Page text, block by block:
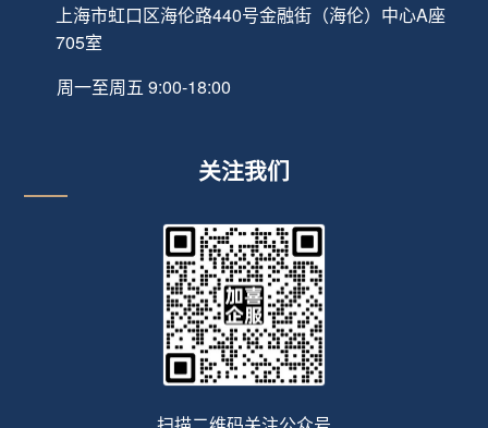
上海市虹口区海伦路440号金融街（海伦）中心A座
705室
周一至周五 9:00-18:00
关注我们